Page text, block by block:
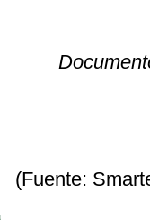
(Fuente: